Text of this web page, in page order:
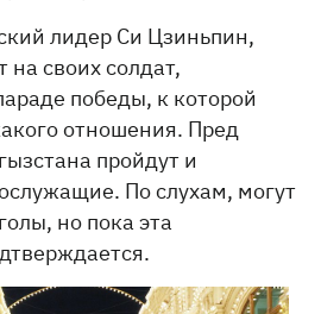
лидер Си Цзиньпин,
на своих солдат,
победы, к которой
отношения. Пред
пройдут и
По слухам, могут
но пока эта